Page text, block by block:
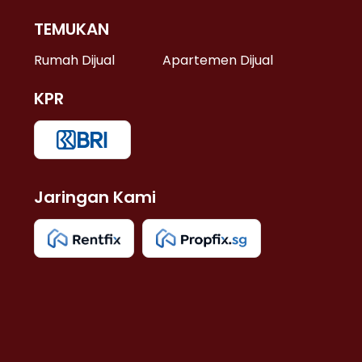
TEMUKAN
Rumah Dijual Apartemen Dijual
KPR
Jaringan Kami